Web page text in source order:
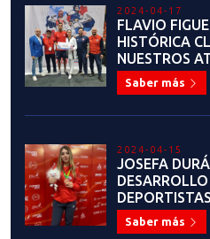
2023-10-29
NUESTROS
SANTIAGO
Saber más
2023-10-18
JONATHAN
PARA MÍ HA
DEPORTIVO"
Saber más